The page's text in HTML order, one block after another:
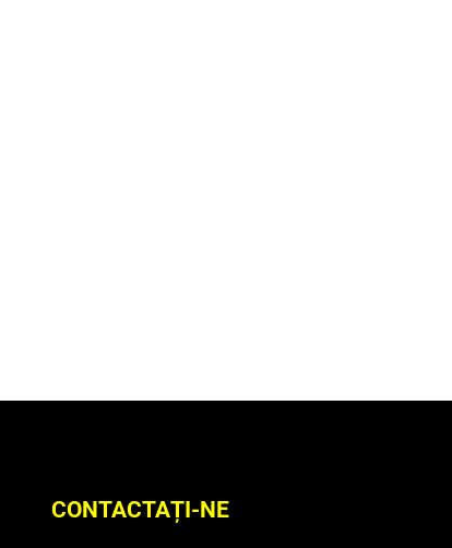
CONTACTAȚI-NE